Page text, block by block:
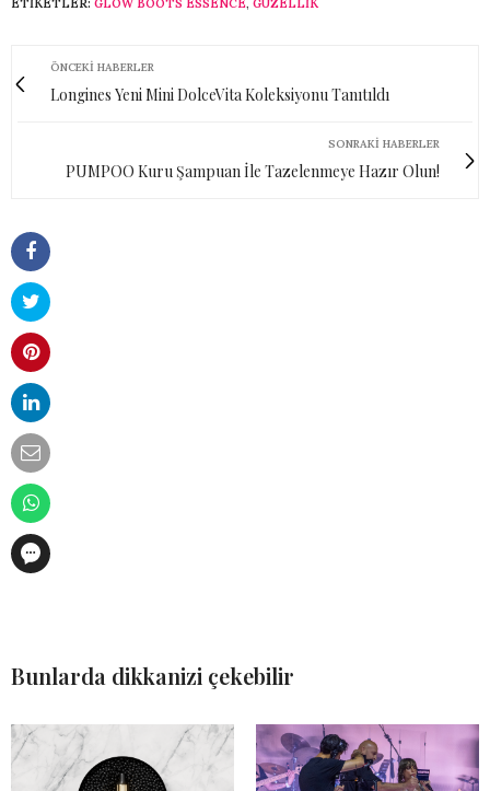
ETIKETLER: GLOW BOOTS ESSENCE, GÜZELLIK
ÖNCEKI HABERLER
Longines Yeni Mini DolceVita Koleksiyonu Tanıtıldı
SONRAKI HABERLER
PUMPOO Kuru Şampuan İle Tazelenmeye Hazır Olun!
Bunlarda dikkanizi çekebilir